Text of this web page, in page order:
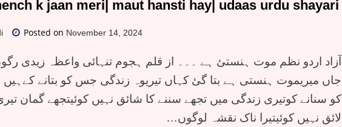
k jaan meri| maut hansti hay| udaas urdu shayari
Posted on November 14, 2024
آزاد اردو نظم موت ہنستئ ہے ۔۔۔ از قلم ہجوم تنہائی واعظہ زیدی
جاں میریموت ہنستی ہے بتا گئ کہاں تیریوہ زندگی جس کو بتانے
کو سنانے کوتیری زندگی میں تجھے سننے کا شائق نہیں کوئیتجھے گمان
لائق نہیں کوئیتیرا ناک نقشہ لوگوں…